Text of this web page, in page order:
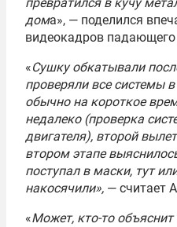
дома», — поделился
видеокадров падающего
«Сушку обкатывали
проверяли все системы
обычно на короткое
недалеко (проверка
двигателя), второй
втором этапе
поступал в маски, тут
накосячили», — считает
«Может, кто-то